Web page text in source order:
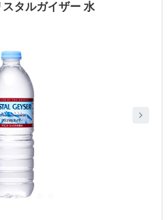
タルガイザー 水